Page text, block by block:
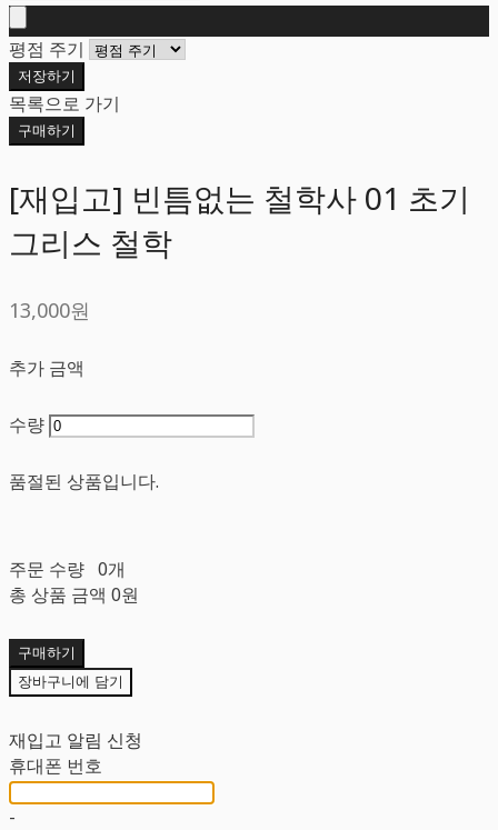
평점 주기
저장하기
목록으로 가기
구매하기
[재입고] 빈틈없는 철학사 01 초기
그리스 철학
13,000원
추가 금액
수량
품절된 상품입니다.
주문 수량 0개
총 상품 금액 0원
구매하기
장바구니에 담기
재입고 알림 신청
휴대폰 번호
-